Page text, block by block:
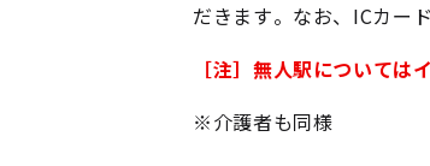
だきます。なお、ICカー
［注］無人駅については
※介護者も同様